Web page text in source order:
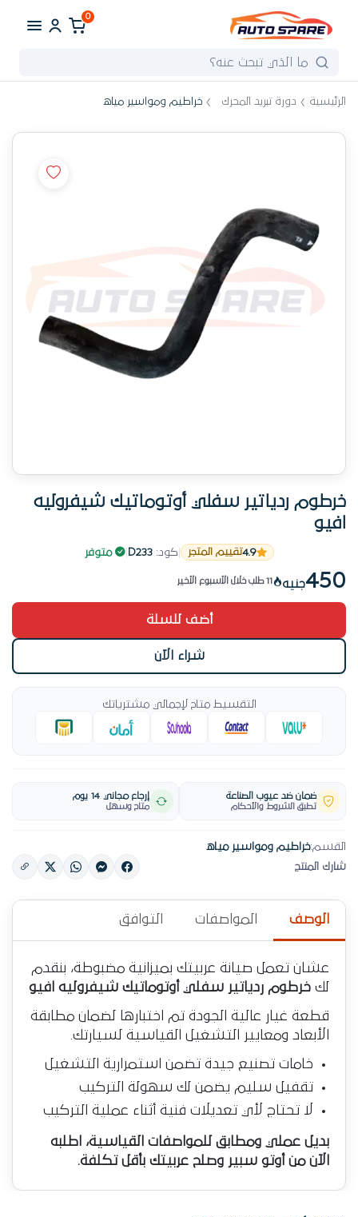
0
الرئيسية دورة تبريد المحرك خراطيم ومواسير مياه
خرطوم ردياتير سفلي أوتوماتيك شيفروليه
افيو
4.9تقييم المتجر كود:D233
| متوفر
450جنيه
الأكثر مبيعاً في خراطيم ومواسير حالياً
11 طلب خلال الأسبوع الأخير
باقي عبوة واحدة — اطلب فوراً
أضف للسلة
شراء الآن
التقسيط متاح لإجمالي مشترياتك
ضمان ضد عيوب الصناعة
تطبق الشروط والأحكام
إرجاع مجاني 14 يوم
متاح وسهل
القسم:خراطيم ومواسير مياه
شارك المنتج
الوصف المواصفات التوافق
عشان تعمل صيانة عربيتك بميزانية مضبوطة، بنقدم
لك خرطوم ردياتير سفلي أوتوماتيك شيفروليه افيو
قطعة غيار عالية الجودة تم اختبارها لضمان مطابقة
الأبعاد ومعايير التشغيل القياسية لسيارتك.
خامات تصنيع جيدة تضمن استمرارية التشغيل
تقفيل سليم يضمن لك سهولة التركيب
لا تحتاج لأي تعديلات فنية أثناء عملية التركيب
بديل عملي ومطابق للمواصفات القياسية، اطلبه
الآن من أوتو سبير وصلح عربيتك بأقل تكلفة.